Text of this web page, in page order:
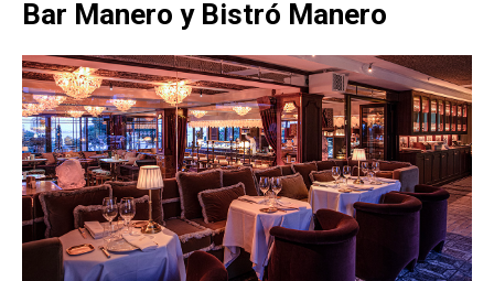
Bar Manero y Bistró Manero